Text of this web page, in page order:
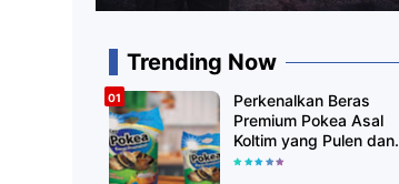
Trending Now
Perkenalkan Beras
Premium Pokea Asal
Koltim yang Pulen dan
Putih Alami